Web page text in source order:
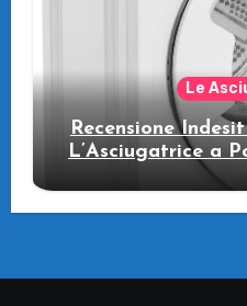
Le
Recensione
L’Asciugatrice a
il Tuo